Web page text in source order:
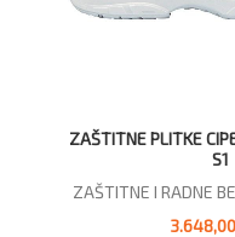
ZAŠTITNE PLITKE
S1
ZAŠTITNE I RADNE